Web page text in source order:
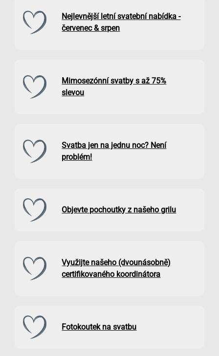
Nejlevnější letní svatební nabídka -
červenec & srpen
Mimosezónní svatby s až 75%
slevou
Svatba jen na jednu noc? Není
problém!
Objevte pochoutky z našeho grilu
Využijte našeho (dvounásobně)
certifikovaného koordinátora
Fotokoutek na svatbu